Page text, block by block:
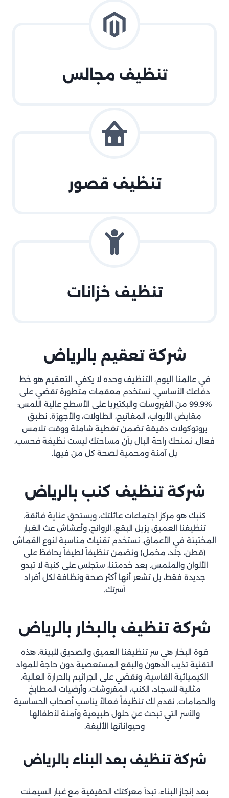
تنظيف مجالس
تنظيف قصور
تنظيف خزانات
شركة تعقيم بالرياض
في عالمنا اليوم، التنظيف وحده لا يكفي. التعقيم هو خط
دفاعك الأساسي. نستخدم معقمات متطورة تقضي على
%99.9 من الفيروسات والبكتيريا على الأسطح عالية اللمس:
مقابض الأبواب، المفاتيح، الطاولات، والأجهزة. نطبق
بروتوكولات دقيقة تضمن تغطية شاملة ووقت تلامس
فعال. نمنحك راحة البال بأن مساحتك ليست نظيفة فحسب،
بل آمنة ومحمية لصحة كل من فيها.
شركة تنظيف كنب بالرياض
كنبك هو مركز اجتماعات عائلتك، ويستحق عناية فائقة.
تنظيفنا العميق يزيل البقع، الروائح، وأعشاش عث الغبار
المختبئة في الأعماق. نستخدم تقنيات مناسبة لنوع القماش
(قطن، جلد، مخمل) ونضمن تنظيفاً لطيفاً يحافظ على
الألوان والملمس. بعد خدمتنا، ستجلس على كنبة لا تبدو
جديدة فقط، بل تشعر أنها أكثر صحة ونظافة لكل أفراد
أسرتك.
شركة تنظيف بالبخار بالرياض
قوة البخار هي سر تنظيفنا العميق والصديق للبيئة. هذه
التقنية تذيب الدهون والبقع المستعصية دون حاجة للمواد
الكيميائية القاسية، وتقضي على الجراثيم بالحرارة العالية.
مثالية للسجاد، الكنب، المفروشات، وأرضيات المطابخ
والحمامات. نقدم لك تنظيفاً فعالاً يناسب أصحاب الحساسية
والأسر التي تبحث عن حلول طبيعية وآمنة لأطفالها
وحيواناتها الأليفة.
شركة تنظيف بعد البناء بالرياض
بعد إنجاز البناء، تبدأ معركتك الحقيقية مع غبار السيمنت